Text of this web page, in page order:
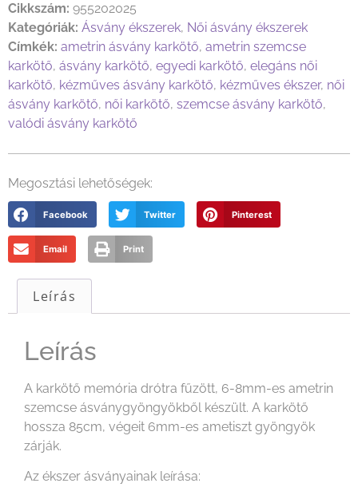
Cikkszám: 955202025
Kategóriák: Ásvány ékszerek, Női ásvány ékszerek
Címkék: ametrin ásvány karkötő, ametrin szemcse
karkötő, ásvány karkötő, egyedi karkötő, elegáns női
karkötő, kézműves ásvány karkötő, kézműves ékszer, női
ásvány karkötő, női karkötő, szemcse ásvány karkötő,
valódi ásvány karkötő
Megosztási lehetőségek:
Facebook Twitter Pinterest
Email Print
Leírás
Leírás
A karkötő memória drótra fűzött, 6-8mm-es ametrin
szemcse ásványgyöngyökből készült. A karkötő
hossza 85cm, végeit 6mm-es ametiszt gyöngyök
zárják.
Az ékszer ásványainak leírása: